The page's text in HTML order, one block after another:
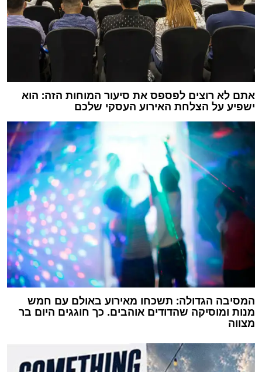
אתם לא רוצים לפספס את סיעור המוחות הזה: הוא
ישפיע על הצלחת האירוע העסקי שלכם
המסיבה הגדולה: תשכחו מאירוע באולם עם חמש
מנות ומוסיקה שהדודים אוהבים. כך חוגגים היום בר
מצווה